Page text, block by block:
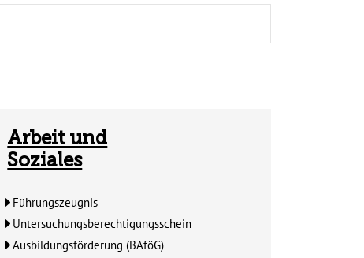
Arbeit und
Soziales
Führungszeugnis
Untersuchungsberechtigungsschein
Ausbildungsförderung (BAföG)